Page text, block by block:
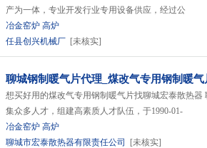
产为一体，专业开发行业专用设备供应，经过公
冶金窑炉 高炉
任县创兴机械厂 [未核实]
聊城钢制暖气片代理_煤改气专用钢制暖
想买好用的煤改气专用钢制暖气片找聊城宏泰散热
集众多人才，组建高素质人才队伍，于1990-01-
冶金窑炉 高炉
聊城市宏泰散热器有限责任公司
[未核实]